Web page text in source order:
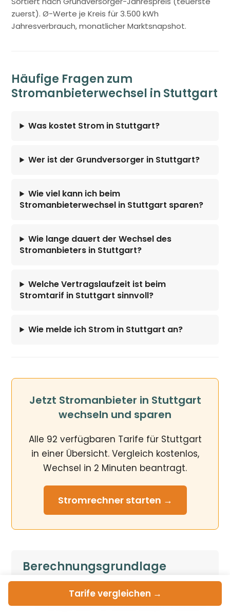
zuerst). Ø-Werte je Kreis für 3.500 kWh
Jahresverbrauch, monatlicher Marktsnapshot.
Häufige Fragen zum
Stromanbieterwechsel in Stuttgart
Was kostet Strom in Stuttgart?
Wer ist der Grundversorger in Stuttgart?
Wie viel kann ich beim
Stromanbieterwechsel in Stuttgart sparen?
Wie lange dauert der Wechsel des
Stromanbieters in Stuttgart?
Welche Vertragslaufzeit ist beim
Stromtarif in Stuttgart sinnvoll?
Wie melde ich Strom in Stuttgart an?
Jetzt Stromanbieter in Stuttgart
wechseln und sparen
Alle 92 verfügbaren Tarife für Stuttgart
in einer Übersicht. Vergleich kostenlos,
Wechsel in 2 Minuten beantragt.
Stromrechnerstarten →
Berechnungsgrundlage
Berechnungsbasis: 3.500 kWh Jahresverbrauch
(Modellhaushalt, etwa 3-Personen-Haushalt im
Einfamilienhaus). Bei abweichendem Verbrauch
Tarifevergleichen →